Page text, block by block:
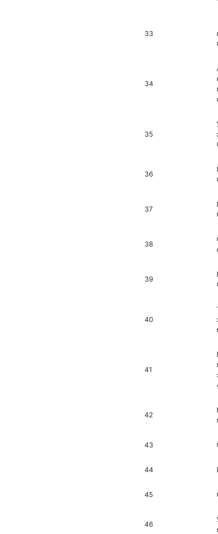
33
34
35
36
37
38
39
40
41
42
43
44
45
46